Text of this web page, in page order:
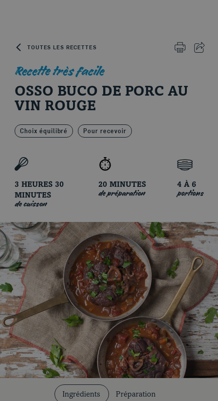
Le porc d'ici
Coupes et cuissons
Nos recettes
TOUTES LES RECETTES IMPRIMER
Recette très facile
OSSO BUCO DE PORC AU
VIN ROUGE
Choix équilibré Pour recevoir
3 HEURES 30
MINUTES
de cuisson
20 MINUTES
de préparation
4 À 6
portions
Ingrédients Préparation